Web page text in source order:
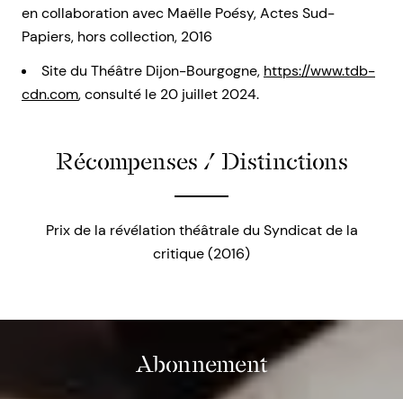
en collaboration avec Maëlle Poésy, Actes Sud-
Papiers, hors collection, 2016
Site du Théâtre Dijon-Bourgogne, https://www.tdb-
cdn.com, consulté le 20 juillet 2024.
Récompenses / Distinctions
Prix de la révélation théâtrale du Syndicat de la
critique (2016)
Abonnement